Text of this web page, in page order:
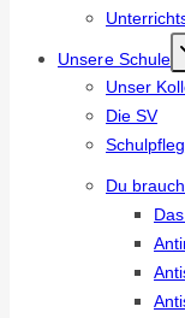
Unsere Schule
Unser
Die SV
Du